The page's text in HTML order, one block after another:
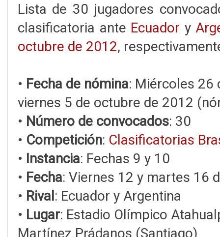
Lista de 30 jugadores
clasificatoria ante Ecuador y
octubre de 2012,
• Fecha de nómina: Miércoles 26
viernes 5 de octubre de 2012
• Número de convocados: 30
• Competición: Clasificatorias
• Instancia: Fechas 9 y 10
• Fecha: Viernes 12 y martes 16
• Rival : Ecuador y Argentina
• Lugar: Estadio Olímpico
Martínez Prádanos (Santiago)